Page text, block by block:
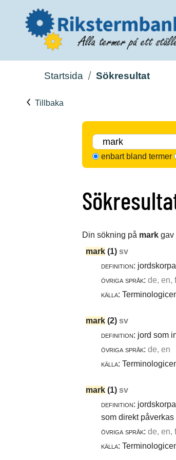
Startsida Sökresultat
Tillbaka
enbart bland termer
Din sökning på mark gav
mark(1) sv
definition:
övriga språk: de, en,
källa:
mark(2) sv
definition: jord som
övriga språk: de, en
källa:
mark(1) sv
definition:
som direkt påverkas
övriga språk: de, en,
källa: